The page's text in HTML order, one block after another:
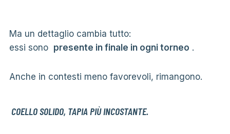
Ma un dettaglio cambia tutto:
essi sono presente in finale in ogni torneo .
Anche in contesti meno favorevoli, rimangono.
COELLO SOLIDO, TAPIA PIÙ INCOSTANTE.